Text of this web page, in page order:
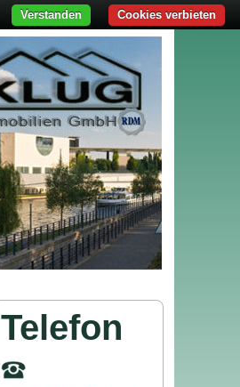
Telefon
Cookies verbieten
Verstanden